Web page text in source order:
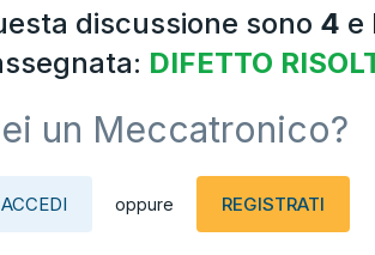
discussione sono 4 e
DIFETTO
un Meccatronico?
ACCEDI oppure REGISTRATI